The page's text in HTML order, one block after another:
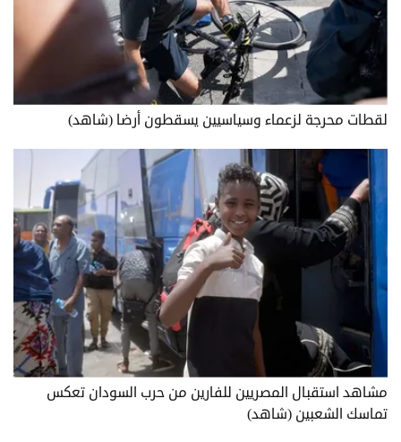
لقطات محرجة لزعماء وسياسيين يسقطون أرضا (شاهد)
مشاهد استقبال المصريين للفارين من حرب السودان تعكس
تماسك الشعبين (شاهد)